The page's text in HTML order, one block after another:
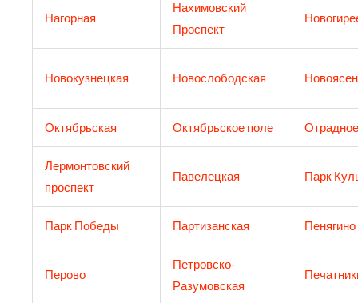
Нагорная
Нахимовский
Проспект
Новокузнецкая Новослободская
Октябрьская Октябрьское поле Отрадное
Лермонтовский
проспект
Павелецкая Парк
Парк Победы Партизанская Пенягино
Перово
Петровско-
Разумовская